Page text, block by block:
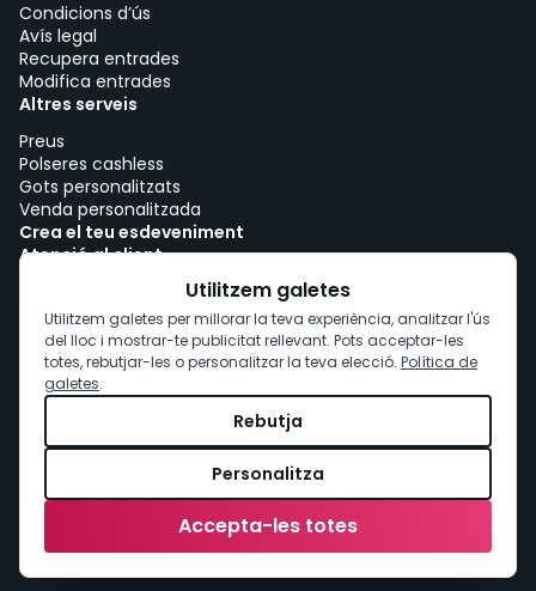
Condicions d’ús
Avís legal
Recupera entrades
Modifica entrades
Altres serveis
Preus
Polseres cashless
Gots personalitzats
Venda personalitzada
Crea el teu esdeveniment
Atenció al client
Treballa amb woutick!
Consentiment de cookies
Utilitzem galetes
Utilitzem galetes per millorar la teva experiència, analitzar l'ús
del lloc i mostrar-te publicitat rellevant. Pots acceptar-les
totes, rebutjar-les o personalitzar la teva elecció. Política de
galetes.
Rebutja
Personalitza
Accepta-les totes